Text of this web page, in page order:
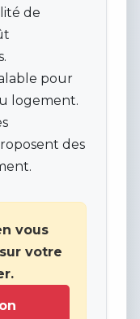
de
pour
logement.
des
vous
votre